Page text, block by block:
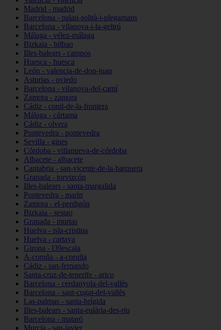
Madrid - madrid
Barcelona - palau-solità-i-plegamans
Barcelona - vilanova-i-la-geltrú
Málaga - vélez-málaga
Bizkaia - bilbao
Illes-balears - campos
Huesca - huesca
León - valencia-de-don-juan
Asturias - oviedo
Barcelona - vilanova-del-camí
Zamora - zamora
Cádiz - conil-de-la-frontera
Málaga - cártama
Cádiz - olvera
Pontevedra - pontevedra
Sevilla - gines
Córdoba - villanueva-de-córdoba
Albacete - albacete
Cantabria - san-vicente-de-la-barquera
Granada - torvizcón
Illes-balears - santa-margalida
Pontevedra - marín
Zamora - el-perdigón
Bizkaia - sestao
Granada - murtas
Huelva - isla-cristina
Huelva - cartaya
Girona - l39escala
A-coruña - a-coruña
Cádiz - san-fernando
Santa-cruz-de-tenerife - arico
Barcelona - cerdanyola-del-vallès
Barcelona - sant-cugat-del-vallès
Las-palmas - santa-brígida
Illes-balears - santa-eulària-des-riu
Barcelona - mataró
Murcia - san-javier